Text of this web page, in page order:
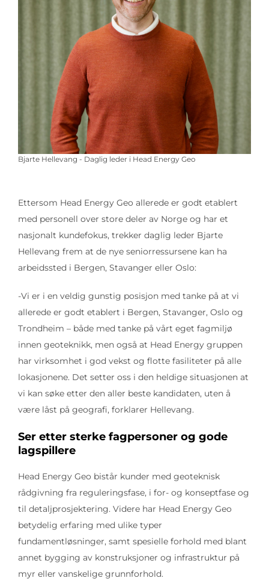
Bjarte Hellevang - Daglig leder i Head Energy Geo
Ettersom Head Energy Geo allerede er godt etablert
med personell over store deler av Norge og har et
nasjonalt kundefokus, trekker daglig leder Bjarte
Hellevang frem at de nye seniorressursene kan ha
arbeidssted i Bergen, Stavanger eller Oslo:
-Vi er i en veldig gunstig posisjon med tanke på at vi
allerede er godt etablert i Bergen, Stavanger, Oslo og
Trondheim – både med tanke på vårt eget fagmiljø
innen geoteknikk, men også at Head Energy gruppen
har virksomhet i god vekst og flotte fasiliteter på alle
lokasjonene. Det setter oss i den heldige situasjonen at
vi kan søke etter den aller beste kandidaten, uten å
være låst på geografi, forklarer Hellevang.
Ser etter sterke fagpersoner og gode
lagspillere
Head Energy Geo bistår kunder med geoteknisk
rådgivning fra reguleringsfase, i for- og konseptfase og
til detaljprosjektering. Videre har Head Energy Geo
betydelig erfaring med ulike typer
fundamentløsninger, samt spesielle forhold med blant
annet bygging av konstruksjoner og infrastruktur på
myr eller vanskelige grunnforhold.